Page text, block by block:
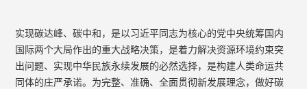
实现碳达峰、碳中和，是以习近平同志为核心的党中央统筹国内
国际两个大局作出的重大战略决策，是着力解决资源环境约束突
出问题、实现中华民族永续发展的必然选择，是构建人类命运共
同体的庄严承诺。为完整、准确、全面贯彻新发展理念，做好碳